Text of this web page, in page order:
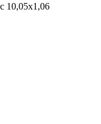
10,05x1,06